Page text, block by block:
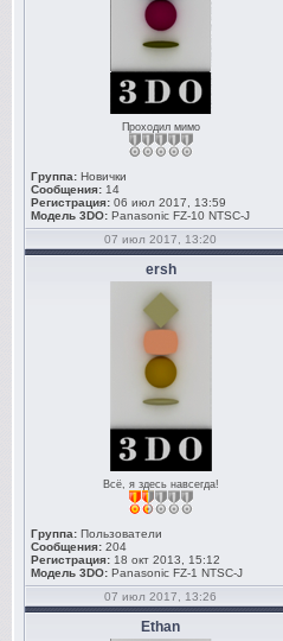
Проходил мимо
Группа: Новички
Сообщения: 14
Регистрация: 06 июл 2017, 13:59
Модель 3DO: Panasonic FZ-10 NTSC-J
07 июл 2017, 13:20
ersh
Всё, я здесь навсегда!
Группа: Пользователи
Сообщения: 204
Регистрация: 18 окт 2013, 15:12
Модель 3DO: Panasonic FZ-1 NTSC-J
07 июл 2017, 13:26
Ethan